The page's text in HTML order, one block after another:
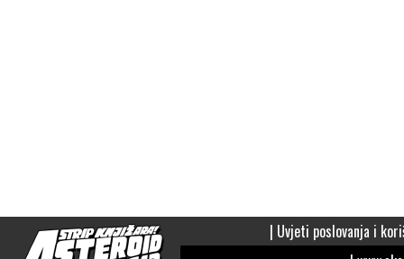
| Uvjeti poslovanja i